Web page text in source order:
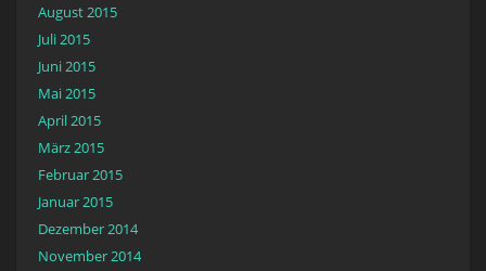
August 2015
Juli 2015
Juni 2015
Mai 2015
April 2015
März 2015
Februar 2015
Januar 2015
Dezember 2014
November 2014